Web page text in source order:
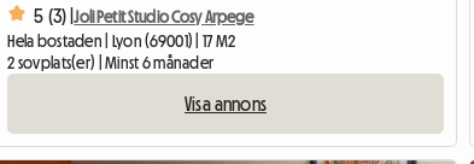
5 (3) |Joli Petit Studio Cosy Arpege
Hela bostaden | Lyon (69001) | 17 M2
2 sovplats(er) | Minst 6 månader
Visa annons